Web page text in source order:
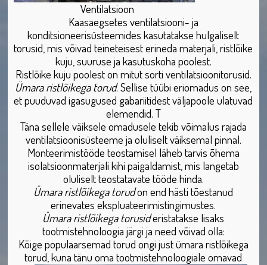
Ventilatsioon
Kaasaegsetes ventilatsiooni- ja
konditsioneerisüsteemides kasutatakse hulgaliselt
torusid, mis võivad teineteisest erineda materjali, ristlõike
kuju, suuruse ja kasutuskoha poolest.
Ristlõike kuju poolest on mitut sorti ventilatsioonitorusid.
Ümara ristlõikega torud. Sellise tüübi eriomadus on see,
et puuduvad igasugused gabariitidest väljapoole ulatuvad
elemendid. T
Täna sellele väiksele omadusele tekib võimalus rajada
ventilatsioonisüsteeme ja oluliselt väiksemal pinnal.
Monteerimistööde teostamisel läheb tarvis õhema
isolatsioonmaterjali kihi paigaldamist, mis langetab
oluliselt teostatavate tööde hinda.
Ümara ristlõikega torudon end hästi tõestanud
erinevates ekspluateerimistingimustes.
Ümara ristlõikega torusideristatakse lisaks
tootmistehnoloogia järgi ja need võivad olla:
Kõige populaarsemad torud ongi just ümara ristlõikega
torud, kuna tänu oma tootmistehnoloogiale omavad